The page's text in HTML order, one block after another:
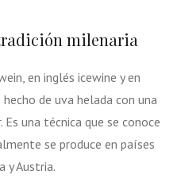
milenaria
en inglés icewine y en
de uva helada con una
una técnica que se conoce
se produce en países
y Austria.